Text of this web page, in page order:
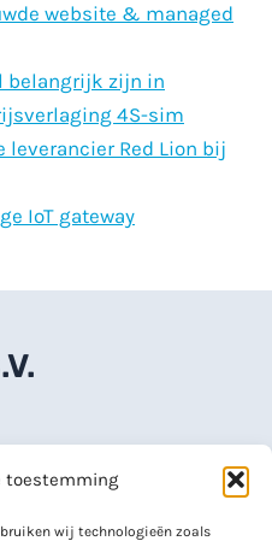
toestemming
wij technologieën zoals
website & managed
belangrijk zijn in
4S-sim
leverancier Red Lion bij
IoT gateway